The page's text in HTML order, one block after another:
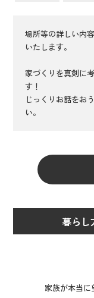
場所等の詳しい内
いたします。
家づくりを真剣に
す！
じっくりお話をお
い。
暮らし
家族が本当に